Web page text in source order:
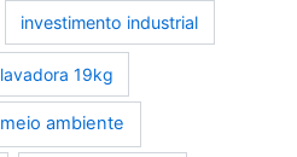
investimento industrial
lavadora 19kg
meio ambiente